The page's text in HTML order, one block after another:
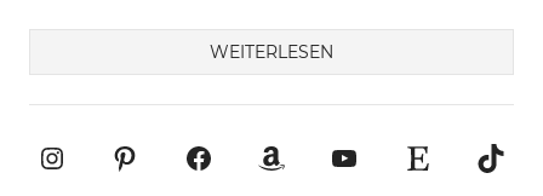
WEITERLESEN
InstagramPinterestFacebookAmazonYouTube
Etsy-Shop